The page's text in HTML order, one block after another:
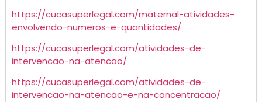
https://cucasuperlegal.com/maternal-atividades-
envolvendo-numeros-e-quantidades/
https://cucasuperlegal.com/atividades-de-
intervencao-na-atencao/
https://cucasuperlegal.com/atividades-de-
intervencao-na-atencao-e-na-concentracao/